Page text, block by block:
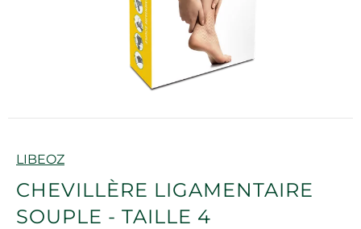
Marque
LIBEOZ
CHEVILLÈRE LIGAMENTAIRE
SOUPLE - TAILLE 4